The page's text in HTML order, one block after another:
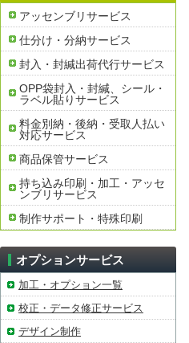
アッセンブリサービス
仕分け・分納サービス
封入・封緘出荷代行サービス
OPP袋封入・封緘、シール・
ラベル貼りサービス
料金別納・後納・受取人払い
対応サービス
商品保管サービス
持ち込み印刷・加工・アッセ
ンブリサービス
制作サポート・特殊印刷
オプションサービス
加工・オプション一覧
校正・データ修正サービス
デザイン制作